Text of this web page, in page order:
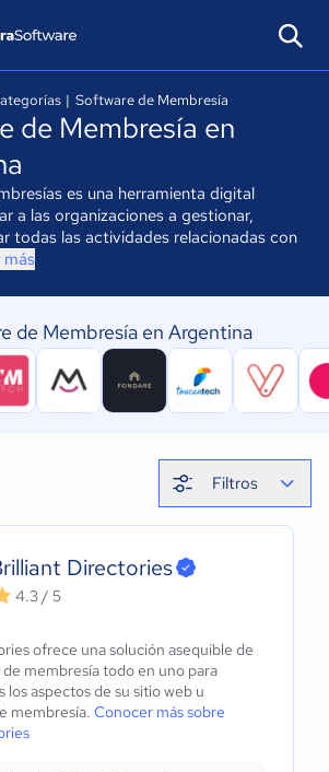
| Software de Membresía
de Membresía en
es una herramienta digital
a las organizaciones a gestionar,
todas las actividades relacionadas con
más
de Membresía en Argentina
Filtros
Directories
4.3 / 5
ofrece una solución asequible de
membresía todo en uno para
los aspectos de su sitio web u
membresía. Conocer más sobre